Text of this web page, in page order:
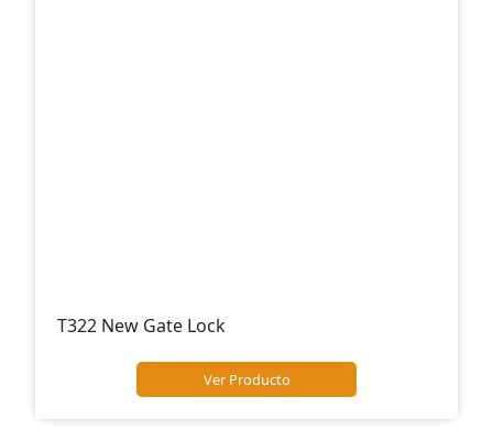
T322 New Gate Lock
Ver Producto